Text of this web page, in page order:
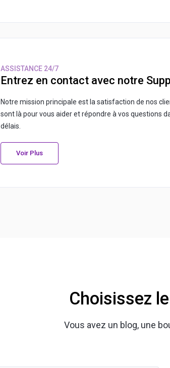
ASSISTANCE 24/7
Entrez en contact avec notre
Notre mission principale est la satisfaction de nos
sont là pour vous aider et répondre à vos questions
délais.
Voir Plus
Choisissez
Vous avez un blog, une